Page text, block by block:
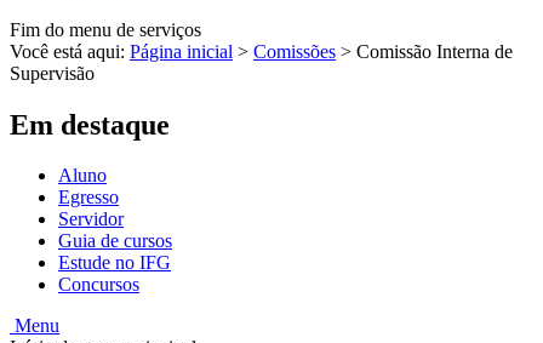
Fim do menu de serviços
Você está aqui: Página inicial > Comissões > Comissão Interna de
Supervisão
Em destaque
Aluno
Egresso
Servidor
Guia de cursos
Estude no IFG
Concursos
Menu